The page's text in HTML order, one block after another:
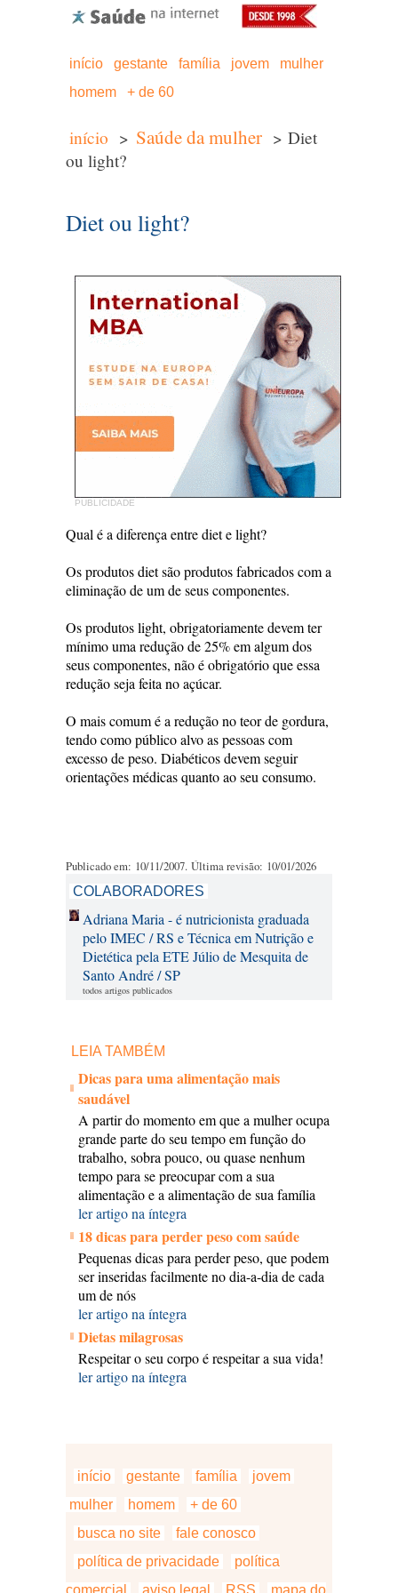
início gestante família jovem
mulher
homem
+ de 60
início > Saúde da mulher > Diet
ou light?
Diet ou light?
PUBLICIDADE
Qual é a diferença entre diet e light?
Os produtos diet são produtos fabricados com a
eliminação de um de seus componentes.
Os produtos light, obrigatoriamente devem ter
mínimo uma redução de 25% em algum dos
seus componentes, não é obrigatório que essa
redução seja feita no açúcar.
O mais comum é a redução no teor de gordura,
tendo como público alvo as pessoas com
excesso de peso. Diabéticos devem seguir
orientações médicas quanto ao seu consumo.
Publicado em: 10/11/2007. Última revisão: 10/01/2026
COLABORADORES
Adriana Maria - é nutricionista graduada
pelo IMEC / RS e Técnica em Nutrição e
Dietética pela ETE Júlio de Mesquita de
Santo André / SP
todos artigos publicados
LEIA TAMBÉM
Dicas para uma alimentação mais
saudável
A partir do momento em que a mulher ocupa
grande parte do seu tempo em função do
trabalho, sobra pouco, ou quase nenhum
tempo para se preocupar com a sua
alimentação e a alimentação de sua família
ler artigo na íntegra
18 dicas para perder peso com saúde
Pequenas dicas para perder peso, que podem
ser inseridas facilmente no dia-a-dia de cada
um de nós
ler artigo na íntegra
Dietas milagrosas
Respeitar o seu corpo é respeitar a sua vida!
ler artigo na íntegra
início gestante família
jovem
mulher
homem
+ de 60
busca no site
fale conosco
política de privacidade
política
comercial
aviso legal RSS mapa do